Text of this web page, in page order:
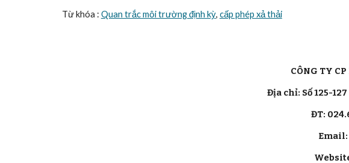
Từ khóa : Quan trắc môi trường định kỳ, cấp phép xả thải
CÔNG TY
Địa chỉ: Số 125-
ĐT: